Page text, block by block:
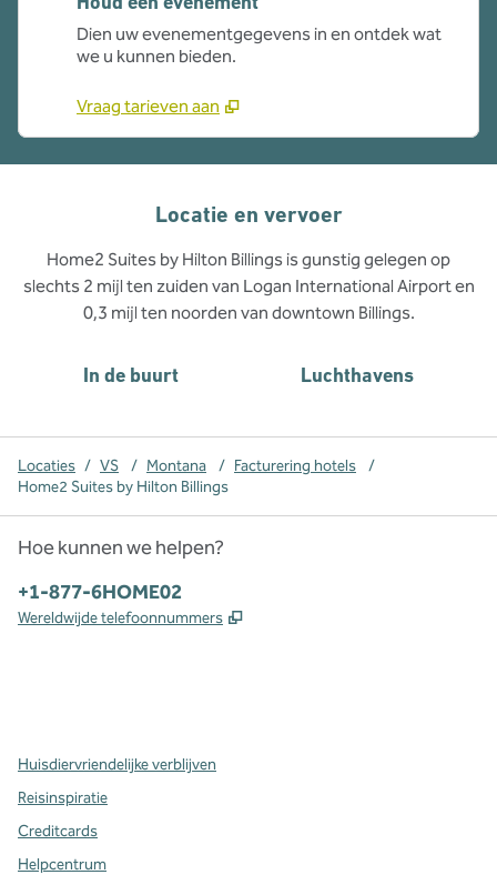
Dien uw evenementgegevens in en ontdek wat
we u kunnen bieden.
Vraag tarieven aan
Locatie en vervoer
Home2 Suites by Hilton Billings is gunstig gelegen op
slechts 2 mijl ten zuiden van Logan International Airport en
0,3 mijl ten noorden van downtown Billings.
In de buurt Luchthavens
Locaties / VS / Montana / Facturering hotels
/
Home2 Suites by Hilton Billings
Hoe kunnen we helpen?
Telefoon:
+1-877-6HOME02
Wereldwijde telefoonnummers ,
Huisdiervriendelijke verblijven
Reisinspiratie
Creditcards
Helpcentrum